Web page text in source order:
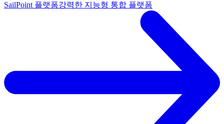
SailPoint 플랫폼강력한 지능형 통합 플랫폼